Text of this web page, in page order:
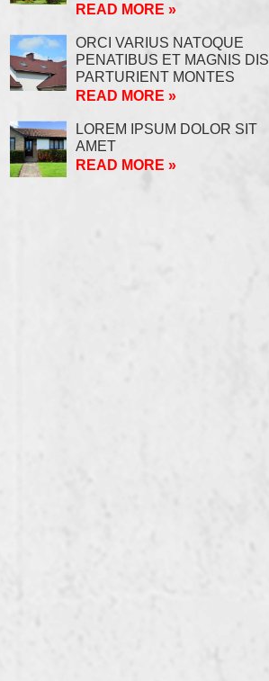
READ MORE »
ORCI VARIUS NATOQUE
PENATIBUS ET MAGNIS DIS
PARTURIENT MONTES
READ MORE »
LOREM IPSUM DOLOR SIT
AMET
READ MORE »